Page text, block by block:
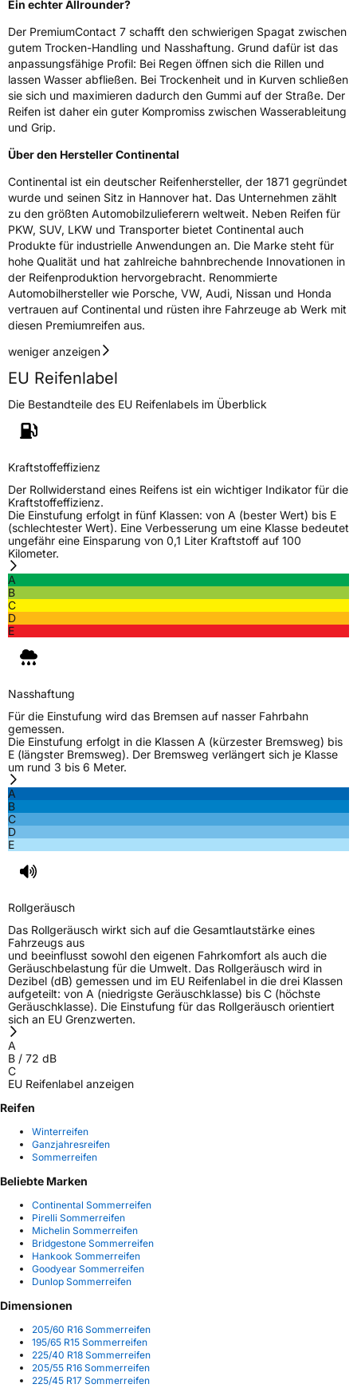
Ein echter Allrounder?
Der PremiumContact 7 schafft den schwierigen Spagat zwischen
gutem Trocken-Handling und Nasshaftung. Grund dafür ist das
anpassungsfähige Profil: Bei Regen öffnen sich die Rillen und
lassen Wasser abfließen. Bei Trockenheit und in Kurven schließen
sie sich und maximieren dadurch den Gummi auf der Straße. Der
Reifen ist daher ein guter Kompromiss zwischen Wasserableitung
und Grip.
Über den Hersteller Continental
Continental ist ein deutscher Reifenhersteller, der 1871 gegründet
wurde und seinen Sitz in Hannover hat. Das Unternehmen zählt
zu den größten Automobilzulieferern weltweit. Neben Reifen für
PKW, SUV, LKW und Transporter bietet Continental auch
Produkte für industrielle Anwendungen an. Die Marke steht für
hohe Qualität und hat zahlreiche bahnbrechende Innovationen in
der Reifenproduktion hervorgebracht. Renommierte
Automobilhersteller wie Porsche, VW, Audi, Nissan und Honda
vertrauen auf Continental und rüsten ihre Fahrzeuge ab Werk mit
diesen Premiumreifen aus.
weniger anzeigen
EU Reifenlabel
Die Bestandteile des EU Reifenlabels im Überblick
Kraftstoffeffizienz
Der Rollwiderstand eines Reifens ist ein wichtiger Indikator für die
Kraftstoffeffizienz.
Die Einstufung erfolgt in fünf Klassen: von A (bester Wert) bis E
(schlechtester Wert). Eine Verbesserung um eine Klasse bedeutet
ungefähr eine Einsparung von 0,1 Liter Kraftstoff auf 100
Kilometer.
A
B
C
D
E
Nasshaftung
Für die Einstufung wird das Bremsen auf nasser Fahrbahn
gemessen.
Die Einstufung erfolgt in die Klassen A (kürzester Bremsweg) bis
E (längster Bremsweg). Der Bremsweg verlängert sich je Klasse
um rund 3 bis 6 Meter.
A
B
C
D
E
Rollgeräusch
Das Rollgeräusch wirkt sich auf die Gesamtlautstärke eines
Fahrzeugs aus
und beeinflusst sowohl den eigenen Fahrkomfort als auch die
Geräuschbelastung für die Umwelt. Das Rollgeräusch wird in
Dezibel (dB) gemessen und im EU Reifenlabel in die drei Klassen
aufgeteilt: von A (niedrigste Geräuschklasse) bis C (höchste
Geräuschklasse). Die Einstufung für das Rollgeräusch orientiert
sich an EU Grenzwerten.
A
B / 72 dB
C
EU Reifenlabel anzeigen
Reifen
Winterreifen
Ganzjahresreifen
Sommerreifen
Beliebte Marken
Continental Sommerreifen
Pirelli Sommerreifen
Michelin Sommerreifen
Bridgestone Sommerreifen
Hankook Sommerreifen
Goodyear Sommerreifen
Dunlop Sommerreifen
Dimensionen
205/60 R16 Sommerreifen
195/65 R15 Sommerreifen
225/40 R18 Sommerreifen
205/55 R16 Sommerreifen
225/45 R17 Sommerreifen